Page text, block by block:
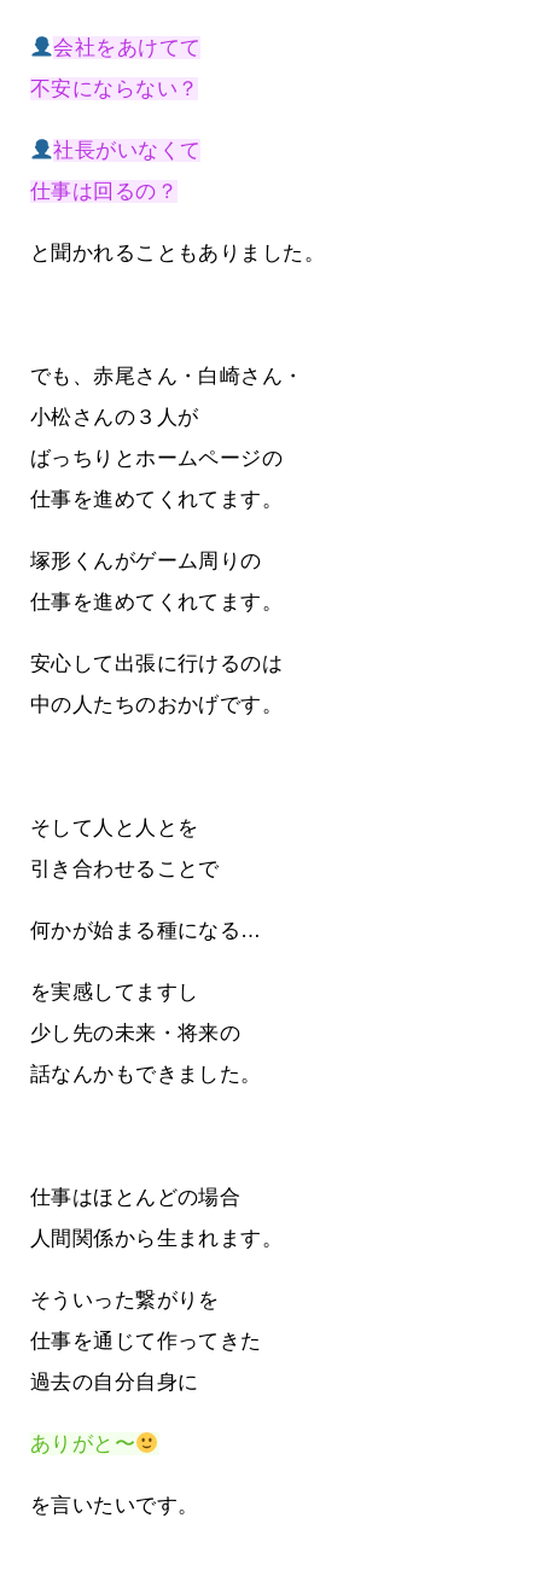
会社をあけてて
不安にならない？
社長がいなくて
仕事は回るの？
と聞かれることもありました。
でも、赤尾さん・白崎さん・
小松さんの３人が
ばっちりとホームページの
仕事を進めてくれてます。
塚形くんがゲーム周りの
仕事を進めてくれてます。
安心して出張に行けるのは
中の人たちのおかげです。
そして人と人とを
引き合わせることで
何かが始まる種になる…
を実感してますし
少し先の未来・将来の
話なんかもできました。
仕事はほとんどの場合
人間関係から生まれます。
そういった繋がりを
仕事を通じて作ってきた
過去の自分自身に
ありがと〜
を言いたいです。